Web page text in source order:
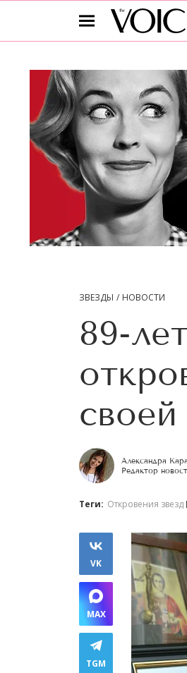
ЗВЕЗДЫ НОВОСТИ
89-
Александра
Редактор
Теги: Откровения звезд
VK
MAX
TGM